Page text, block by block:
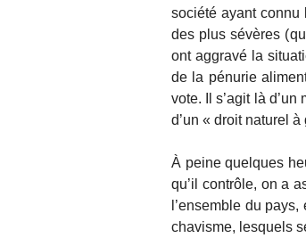
société ayant connu
des plus sévères
ont aggravé la
de la pénurie
vote. Il s’agit là
d’un « droit naturel
À peine quelques
qu’il contrôle, on a
l’ensemble du
chavisme, lesquels